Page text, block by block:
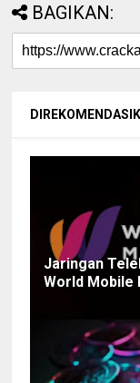
BAGIKAN:
Jaringan
World Mobile